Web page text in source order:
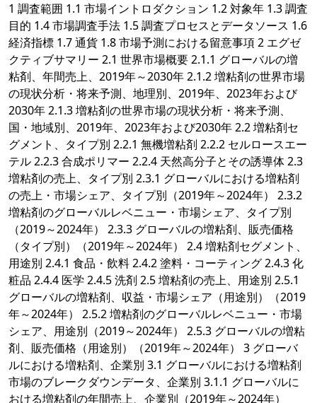
1 調査範囲 1.1 市場イントロダクション 1.2 対象年 1.3 調査
目的 1.4 市場調査手法 1.5 調査プロセスとデータソース 1.6
経済指標 1.7 通貨 1.8 市場予測における留意事項 2 エグゼ
クティブサマリー 2.1 世界市場概要 2.1.1 グローバルの増
粘剤、年間売上、2019年～2030年 2.1.2 増粘剤の世界市場
の現状分析・将来予測、地理別、2019年、2023年および
2030年 2.1.3 増粘剤の世界市場の現状分析・将来予測、
国・地域別、2019年、2023年および2030年 2.2 増粘剤セ
グメント、タイプ別 2.2.1 無機増粘剤 2.2.2 セルロースエー
テル 2.2.3 合成ポリマー 2.2.4 天然高分子とその誘導体 2.3
増粘剤の売上、タイプ別 2.3.1 グローバルにおける増粘剤
の売上・市場シェア、タイプ別（2019年～2024年） 2.3.2
増粘剤のグローバルレベニュー・市場シェア、タイプ別
（2019～2024年） 2.3.3 グローバルの増粘剤、販売価格
（タイプ別）（2019年～2024年） 2.4 増粘剤セグメント、
用途別 2.4.1 食品・飲料 2.4.2 塗料・コーティング 2.4.3 化
粧品 2.4.4 医学 2.4.5 洗剤 2.5 増粘剤の売上、用途別 2.5.1
グローバルの増粘剤、収益・市場シェア（用途別）（2019
年～2024年） 2.5.2 増粘剤のグローバルレベニュー・市場
シェア、用途別（2019～2024年） 2.5.3 グローバルの増粘
剤、販売価格（用途別）（2019年～2024年） 3 グローバ
ルにおける増粘剤、企業別 3.1 グローバルにおける増粘剤
市場のブレークダウンデータ、企業別 3.1.1 グローバルに
おける増粘剤の年間売上、企業別（2019年～2024年）